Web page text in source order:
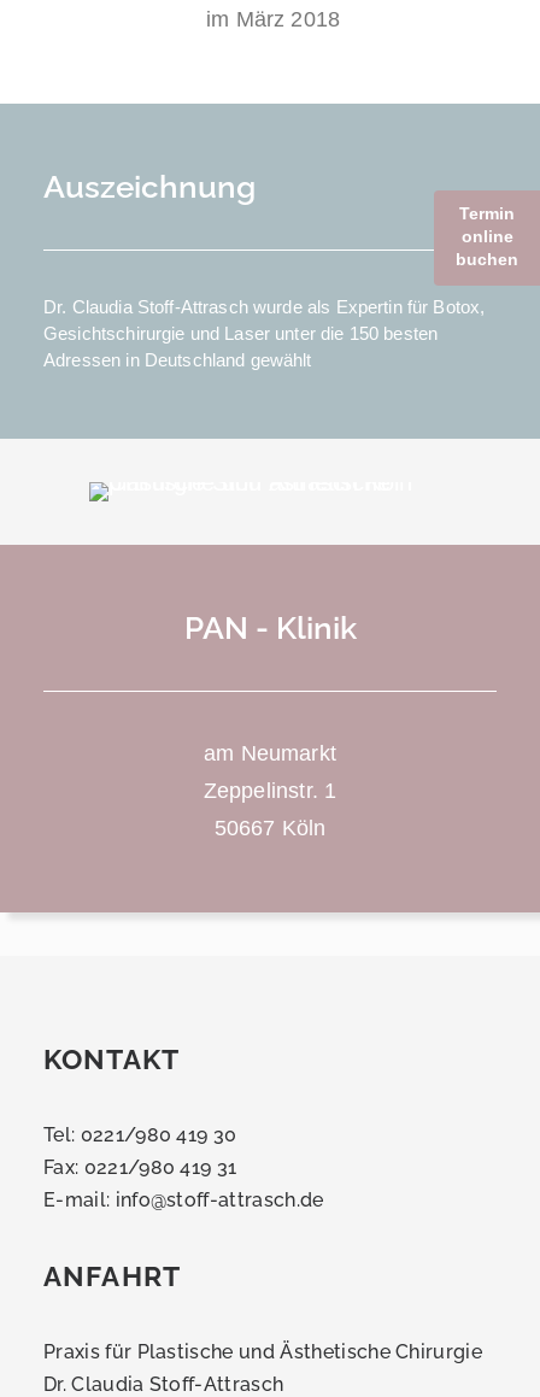
im März 2018
Auszeichnung
Dr. Claudia Stoff-Attrasch wurde als Expertin für Botox,
Gesichtschirurgie und Laser unter die 150 besten
Adressen in Deutschland gewählt
PAN - Klinik
am Neumarkt
Zeppelinstr. 1
50667 Köln
KONTAKT
Tel: 0221/980 419 30
Fax: 0221/980 419 31
E-mail: info@stoff-attrasch.de
ANFAHRT
Praxis für Plastische und Ästhetische Chirurgie
Dr. Claudia Stoff-Attrasch
Termin
online
buchen